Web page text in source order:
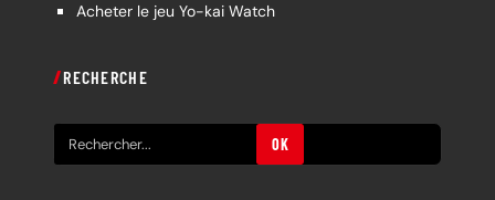
Acheter le jeu Yo-kai Watch
RECHERCHE
e
OK